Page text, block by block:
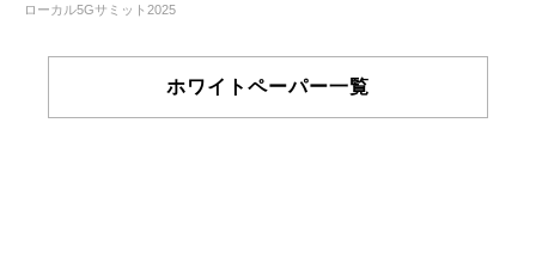
ローカル5Gサミット2025
ホワイトペーパー一覧